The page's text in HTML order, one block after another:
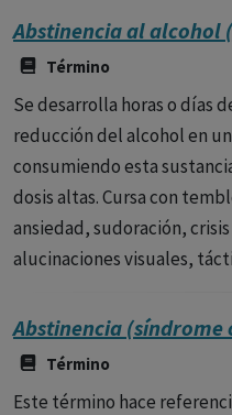
Abstinencia al alcohol
Término
Se desarrolla horas o días
reducción del alcohol en
consumiendo esta
dosis altas. Cursa con
ansiedad, sudoración,
alucinaciones visuales,
Abstinencia (síndrome
Término
Este término hace